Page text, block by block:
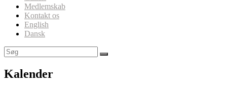
Medlemskab
Kontakt os
English
Dansk
Kalender